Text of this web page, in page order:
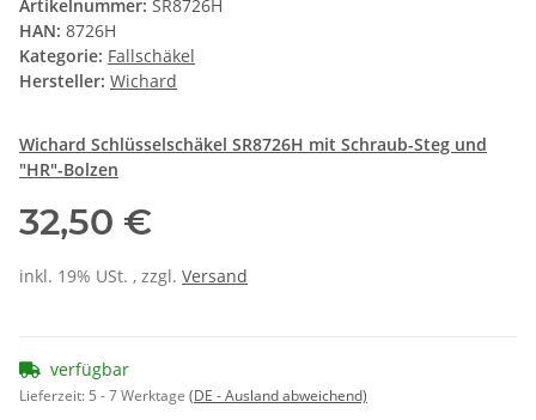
Artikelnummer: SR8726H
HAN: 8726H
Kategorie: Fallschäkel
Hersteller: Wichard
Wichard Schlüsselschäkel SR8726H mit Schraub-Steg und
"HR"-Bolzen
32,50 €
inkl. 19% USt. , zzgl. Versand
verfügbar
Lieferzeit: 5 - 7 Werktage (DE - Ausland abweichend)